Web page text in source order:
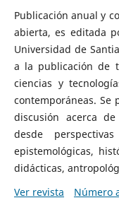
Publicación anual y
abierta, es editada
Universidad de
a la publicación de
ciencias y
contemporáneas. Se
discusión acerca
desde
epistemológicas,
didácticas,
Ver revista
Número